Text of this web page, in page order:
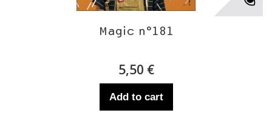
Magic n°181
5,50 €
Add to cart